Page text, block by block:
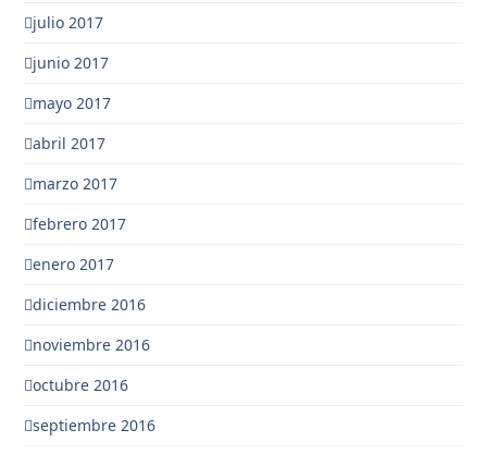
julio 2017
junio 2017
mayo 2017
abril 2017
marzo 2017
febrero 2017
enero 2017
diciembre 2016
noviembre 2016
octubre 2016
septiembre 2016